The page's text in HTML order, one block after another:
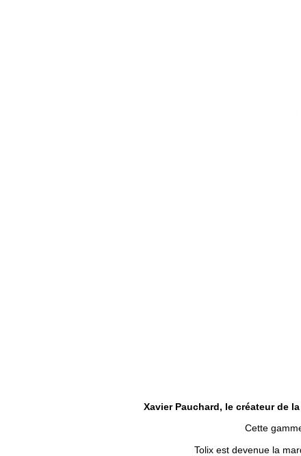
Xavier Pauchard, le créateur de
Cette
Tolix est devenue la